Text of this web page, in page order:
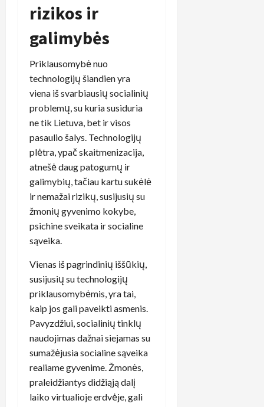
rizikos ir
galimybės
Priklausomybė nuo
technologijų šiandien yra
viena iš svarbiausių socialinių
problemų, su kuria susiduria
ne tik Lietuva, bet ir visos
pasaulio šalys. Technologijų
plėtra, ypač skaitmenizacija,
atnešė daug patogumų ir
galimybių, tačiau kartu sukėlė
ir nemažai rizikų, susijusių su
žmonių gyvenimo kokybe,
psichine sveikata ir socialine
sąveika.
Vienas iš pagrindinių iššūkių,
susijusių su technologijų
priklausomybėmis, yra tai,
kaip jos gali paveikti asmenis.
Pavyzdžiui, socialinių tinklų
naudojimas dažnai siejamas su
sumažėjusia socialine sąveika
realiame gyvenime. Žmonės,
praleidžiantys didžiąją dalį
laiko virtualioje erdvėje, gali